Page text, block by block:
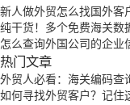
新人做外贸怎么找国外
纯干货！多个免费海关数
怎么查询外国公司的企业
热门文章
外贸人必看：海关编码查
如何寻找外贸客户？记住